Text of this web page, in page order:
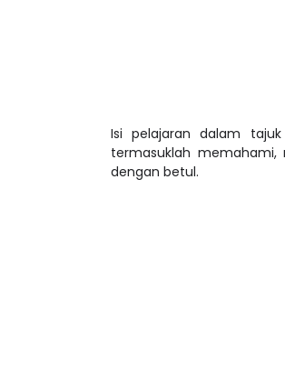
Isi pelajaran dalam
termasuklah
dengan betul.